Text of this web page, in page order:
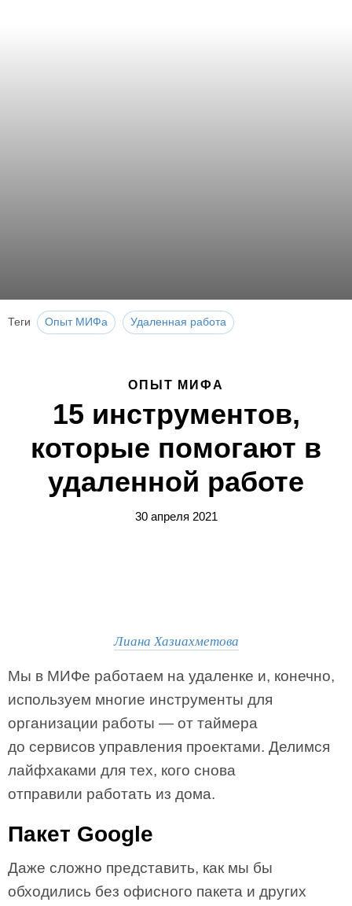
Теги Опыт МИФа Удаленная работа
ОПЫТ МИФА
15 инструментов,
которые помогают в
удаленной работе
30 апреля 2021
Лиана Хазиахметова
Мы в МИФе работаем на удаленке и, конечно,
используем многие инструменты для
организации работы — от таймера
до сервисов управления проектами. Делимся
лайфхаками для тех, кого снова
отправили работать из дома.
Пакет Google
Даже сложно представить, как мы бы
обходились без офисного пакета и других